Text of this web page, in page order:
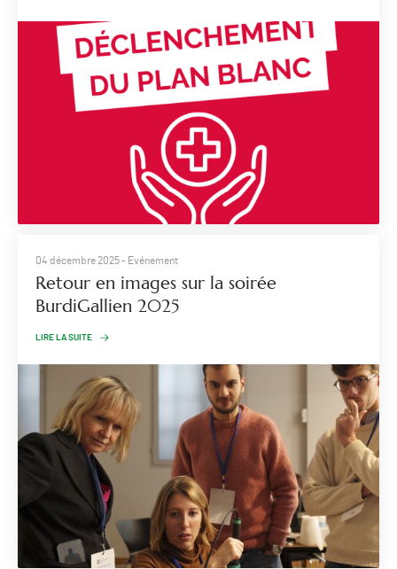
04 décembre 2025- Evénement
Retour en images sur la soirée
BurdiGallien 2025
LIRE LA SUITE